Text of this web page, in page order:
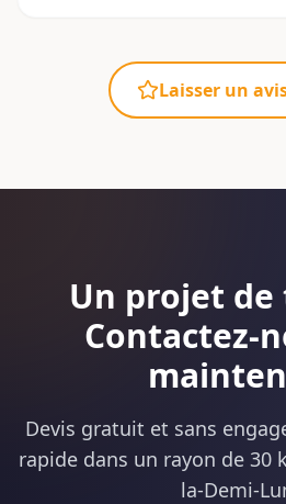
Laisser un
Un projet
Contactez-
Devis gratuit et sans
rapide dans un rayon de 30
la-Demi-